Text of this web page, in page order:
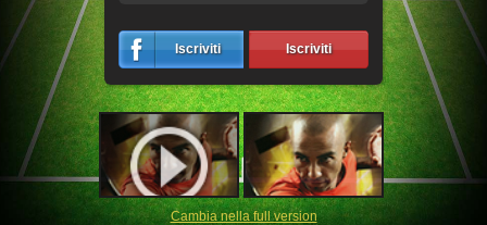
Iscriviti Iscriviti
Cambia nella full version